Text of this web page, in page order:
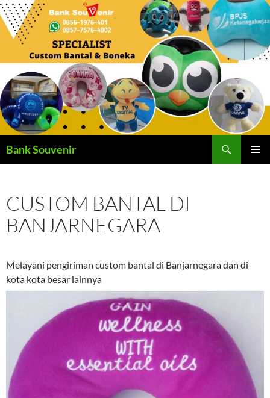
Langsung
ke
Bank Souvenir
CUSTOM BANTAL DI
BANJARNEGARA
Melayani pengiriman custom bantal di Banjarnegara dan di
kota kota besar lainnya